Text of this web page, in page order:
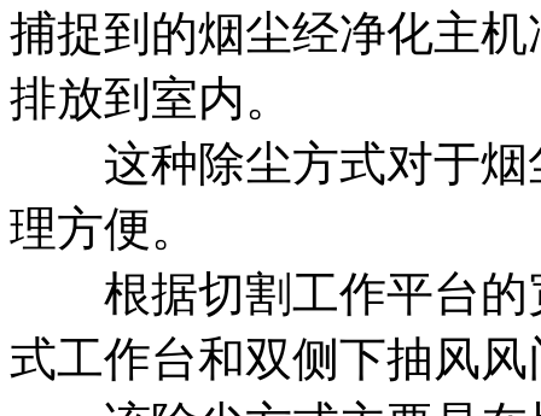
捕捉到的烟尘经净化主
排放到室内。
这种除尘方式对于烟
理方便。
根据切割工作平台的
式工作台和双侧下抽风